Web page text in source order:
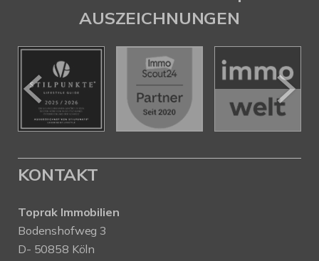
AUSZEICHNUNGEN
KONTAKT
Toprak Immobilien
Bodenshofweg 3
D- 50858 Köln